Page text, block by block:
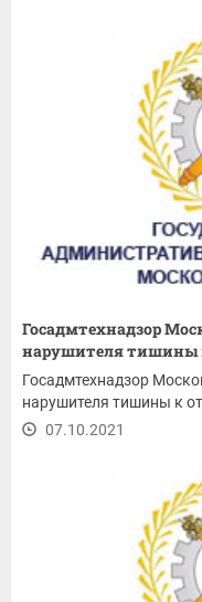
Госадмтехнадзор
нарушителя тишины
Госадмтехнадзор
нарушителя тишины к
07.10.2021